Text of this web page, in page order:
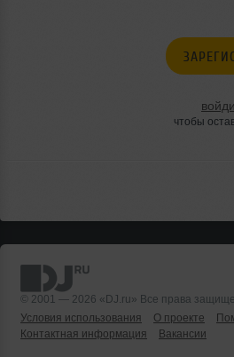
чтобы
© 2001 — 2026 «DJ.ru» Все права
Условия использования
О проекте
Контактная информация
Вакансии